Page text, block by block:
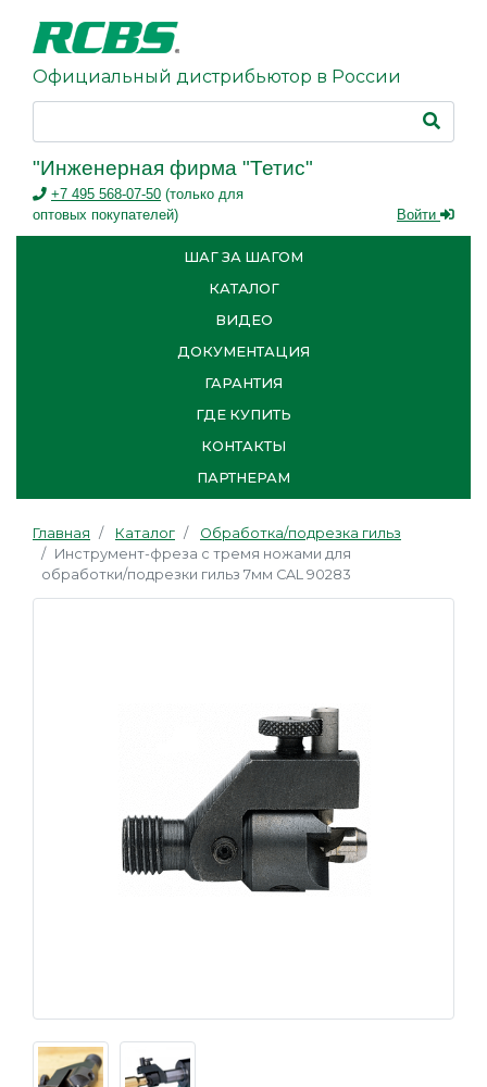
Официальный дистрибьютор в России
"Инженерная фирма "Тетис"
+7 495 568-07-50 (только для
оптовых покупателей)
Войти
ШАГ ЗА ШАГОМ
КАТАЛОГ
ВИДЕО
ДОКУМЕНТАЦИЯ
ГАРАНТИЯ
ГДЕ КУПИТЬ
КОНТАКТЫ
ПАРТНЕРАМ
Главная Каталог
Обработка/подрезка гильз
Инструмент-фреза с тремя ножами для
обработки/подрезки гильз 7мм CAL 90283